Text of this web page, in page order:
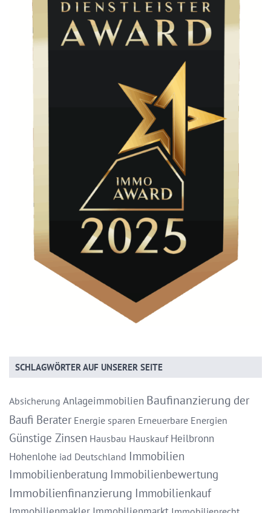
SCHLAGWÖRTER AUF UNSERER SEITE
Absicherung Anlageimmobilien Baufinanzierung der
Baufi Berater Energie sparen Erneuerbare Energien
Günstige Zinsen Hausbau Hauskauf Heilbronn
Hohenlohe iad Deutschland Immobilien
Immobilienberatung Immobilienbewertung
Immobilienfinanzierung Immobilienkauf